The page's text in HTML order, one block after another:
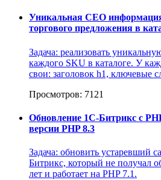
Уникальная СЕО
торгового предложения в
Задача: реализовать
каждого SKU в каталоге. У
свои: заголовок h1, ключевые
Просмотров: 7121
Обновление 1С-Битрикс с
версии PHP 8.3
Задача: обновить устаревший
Битрикс, который не получал
лет и работает на PHP 7.1.